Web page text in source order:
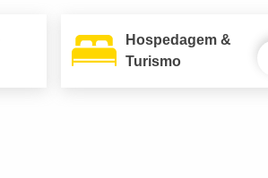
Hospedagem &
Turismo